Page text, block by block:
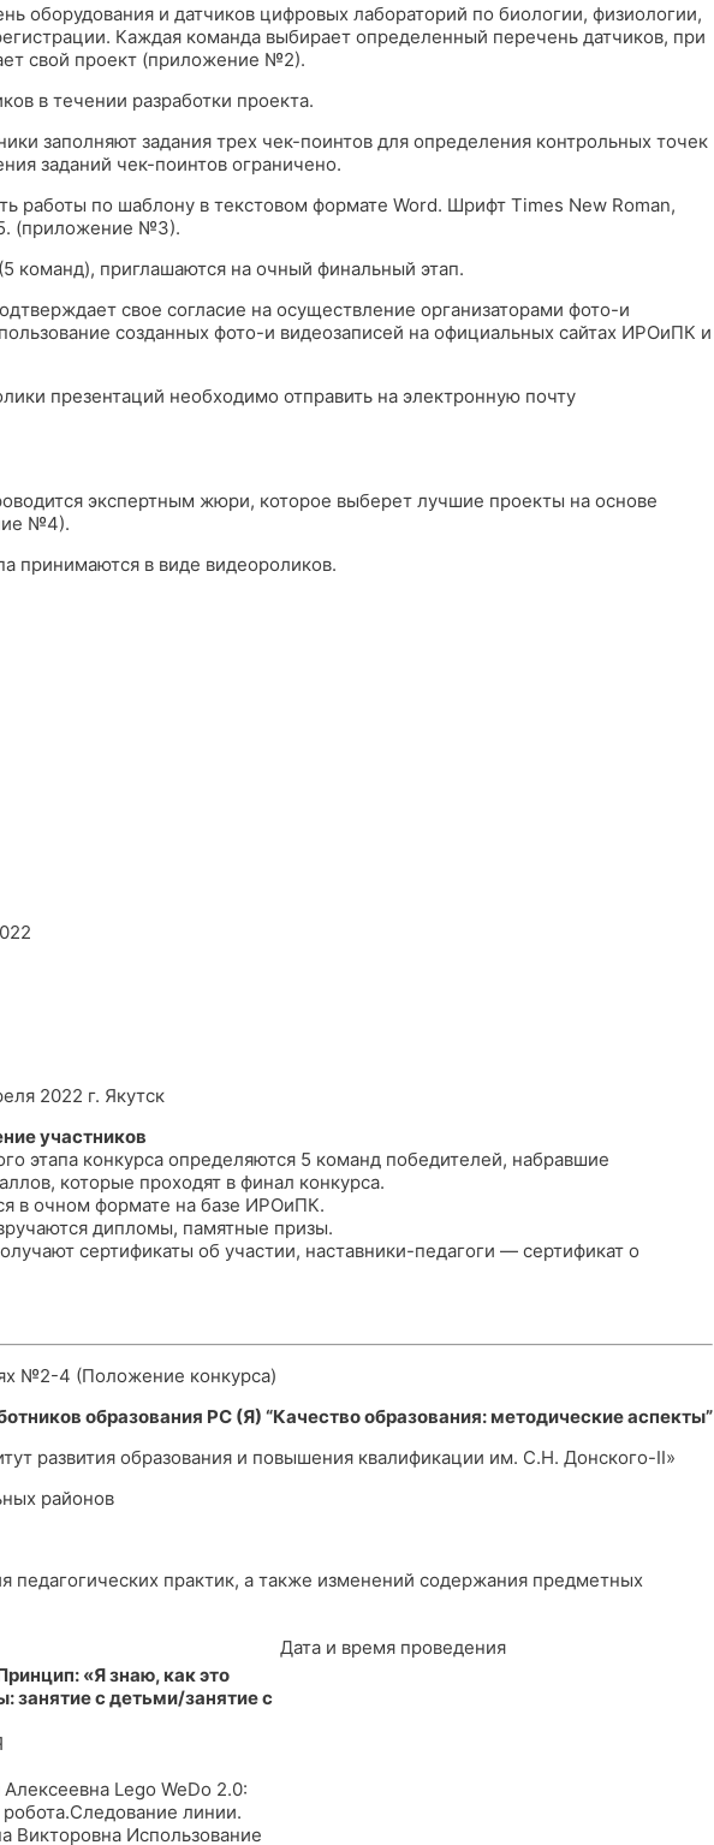
оборудования и датчиков цифровых лабораторий по биологии, физиологии,
Каждая команда выбирает определенный перечень датчиков, при
свой проект (приложение №2).
в течении разработки проекта.
заполняют задания трех чек-поинтов для определения контрольных точек
заданий чек-поинтов ограничено.
работы по шаблону в текстовом формате Word. Шрифт Times New Roman,
(приложение №3).
команд), приглашаются на очный финальный этап.
свое согласие на осуществление организаторами фото-и
созданных фото-и видеозаписей на официальных сайтах ИРОиПК и
презентаций необходимо отправить на электронную почту
экспертным жюри, которое выберет лучшие проекты на основе
№4).
принимаются в виде видеороликов.
2022 г. Якутск
участников
этапа конкурса определяются 5 команд победителей, набравшие
которые проходят в финал конкурса.
в очном формате на базе ИРОиПК.
дипломы, памятные призы.
сертификаты об участии, наставники-педагоги — сертификат о
№2-4 (Положение конкурса)
образования РС (Я) “Качество образования: методические аспекты”
развития образования и повышения квалификации им. С.Н. Донского-II»
районов
педагогических практик, а также изменений содержания предметных
Дата и время проведения
«Я знаю, как это
занятие с детьми/занятие с
Lego WeDo 2.0:
линии.
Викторовна Использование